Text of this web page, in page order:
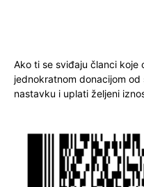
Ako ti se sviđaju članci koje
jednokratnom donacijom
nastavku i uplati željeni